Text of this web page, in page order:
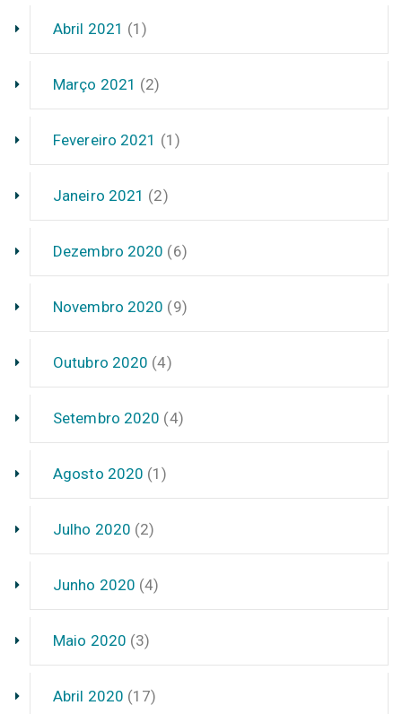
Abril 2021 (1)
Março 2021 (2)
Fevereiro 2021 (1)
Janeiro 2021 (2)
Dezembro 2020 (6)
Novembro 2020 (9)
Outubro 2020 (4)
Setembro 2020 (4)
Agosto 2020 (1)
Julho 2020 (2)
Junho 2020 (4)
Maio 2020 (3)
Abril 2020 (17)